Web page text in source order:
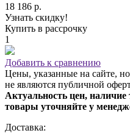
18 186 р.
Узнать скидку!
Купить в рассрочку
1
Добавить к сравнению
Цены, указанные на сайте,
не являются публичной
Актуальность цен,
товары уточняйте у
Доставка: